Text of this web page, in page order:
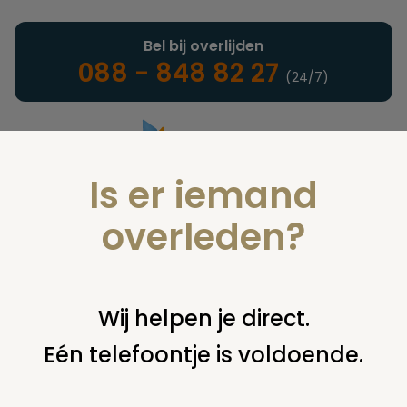
Landelijke uitvaartonderneming
Bel bij overlijden
088 - 848 82 27 (24/7)
U bent hier: home juridisch begraven grafsteen /
kosten verwijderen grafsteenfunderingen
Is er iemand
overleden?
Wij helpen je direct.
Eén telefoontje is voldoende.